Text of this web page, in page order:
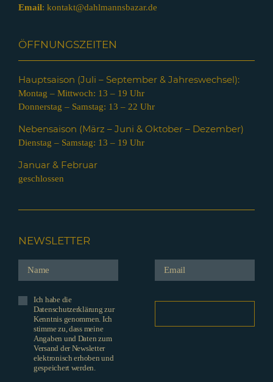
Email: kontakt@dahlmannsbazar.de
ÖFFNUNGSZEITEN
Hauptsaison (Juli – September & Jahreswechsel):
Montag – Mittwoch: 13 – 19 Uhr
Donnerstag – Samstag: 13 – 22 Uhr
Nebensaison (März – Juni & Oktober – Dezember)
Dienstag – Samstag: 13 – 19 Uhr
Januar & Februar
geschlossen
NEWSLETTER
Ich habe die
Datenschutzerklärung zur
Kenntnis genommen. Ich
stimme zu, dass meine
Angaben und Daten zum
Versand der Newsletter
elektronisch erhoben und
gespeichert werden.